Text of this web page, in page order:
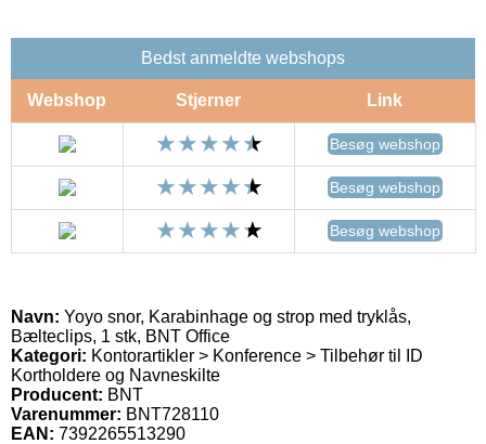
Bedst anmeldte webshops
Webshop Stjerner Link
Besøg webshop
Besøg webshop
Besøg webshop
Navn: Yoyo snor, Karabinhage og strop med tryklås,
Bælteclips, 1 stk, BNT Office
Kategori: Kontorartikler > Konference > Tilbehør til ID
Kortholdere og Navneskilte
Producent: BNT
Varenummer: BNT728110
EAN: 7392265513290